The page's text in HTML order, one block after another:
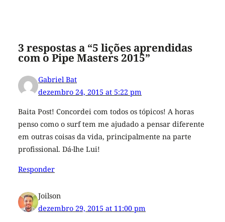
3 respostas a “5 lições aprendidas
com o Pipe Masters 2015”
Gabriel Bat
dezembro 24, 2015 at 5:22 pm
Baita Post! Concordei com todos os tópicos! A horas
penso como o surf tem me ajudado a pensar diferente
em outras coisas da vida, principalmente na parte
profissional. Dá-lhe Lui!
Responder
Joilson
dezembro 29, 2015 at 11:00 pm